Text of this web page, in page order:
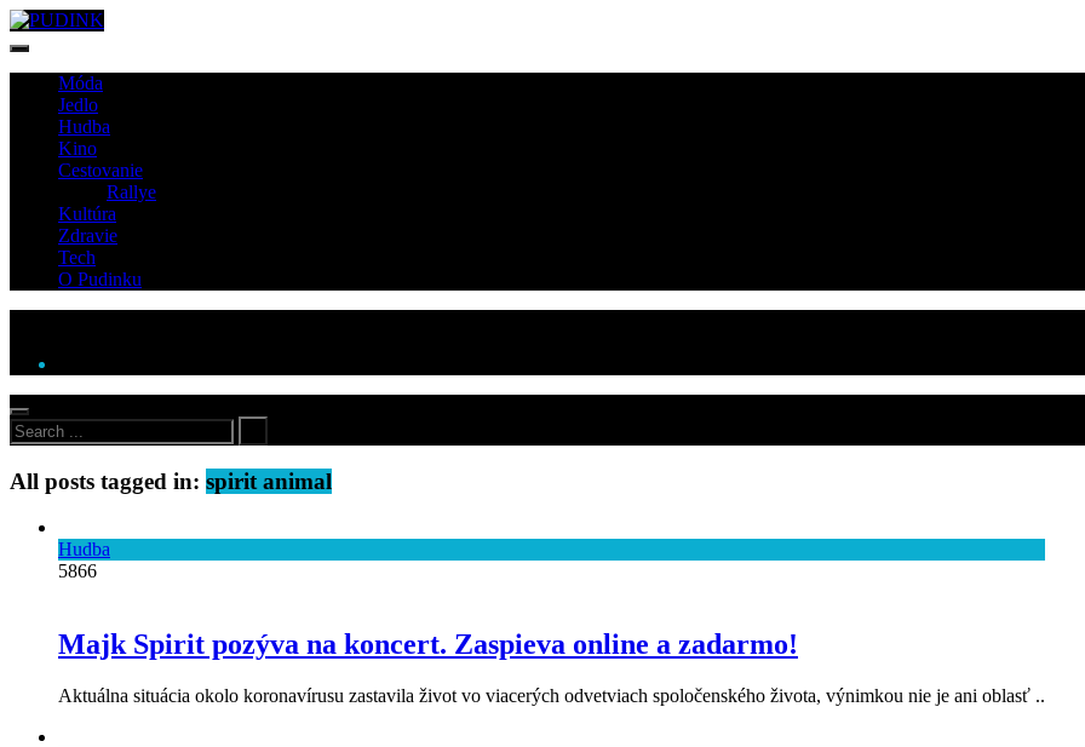
Móda
Jedlo
Hudba
Kino
Cestovanie
Rallye
Kultúra
Zdravie
Tech
O Pudinku
All posts tagged in: spirit animal
Hudba
5866
Majk Spirit pozýva na koncert. Zaspieva online a zadarmo!
Aktuálna situácia okolo koronavírusu zastavila život vo viacerých odvetviach spoločenského života, výnimkou nie je ani oblasť ..